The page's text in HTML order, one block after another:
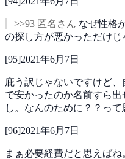
>>93 匿名さん なぜ性格
の探し方が悪かっただけ
[95]2021年6月7日
庇う訳じゃないですけど
で安かったのか名前すら
し。なんのために？？って
[96]2021年6月7日
まぁ必要経費だと思えば